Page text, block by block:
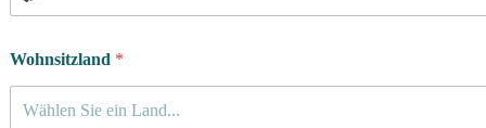
Wohnsitzland *
Wählen Sie ein Land...